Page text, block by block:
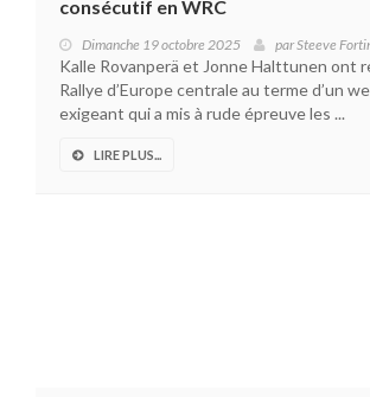
consécutif en WRC
Dimanche 19 octobre 2025 parSteeve
Kalle Rovanperä et Jonne Halttunen ont
Rallye d’Europe centrale au terme d’un
exigeant qui a mis à rude épreuve les ...
LIRE PLUS...